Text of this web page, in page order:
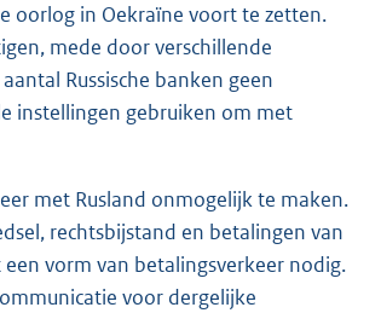
oorlog in Oekraïne voort te zetten.
mede door verschillende
Russische banken geen
instellingen gebruiken om met
met Rusland onmogelijk te maken.
rechtsbijstand en betalingen van
vorm van betalingsverkeer nodig.
voor dergelijke